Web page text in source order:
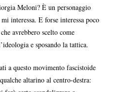
Meloni? È un personaggio
interessa. E forse interessa poco
avrebbero scelto come
e sposando la tattica.
a questo movimento fascistoide
altarino al centro-destra: